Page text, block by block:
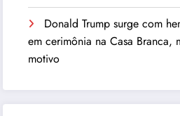
Donald Trump surge com
em cerimônia na Casa Branca,
motivo